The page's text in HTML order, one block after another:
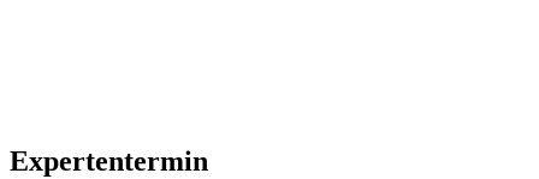
Experten­termin